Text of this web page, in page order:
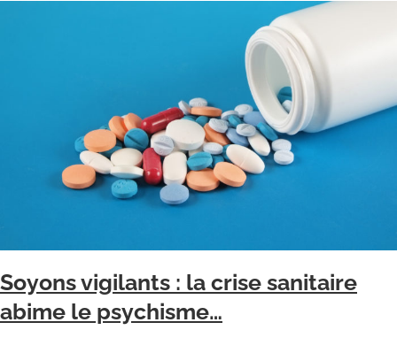
Soyons vigilants : la crise sanitaire
abime le psychisme…